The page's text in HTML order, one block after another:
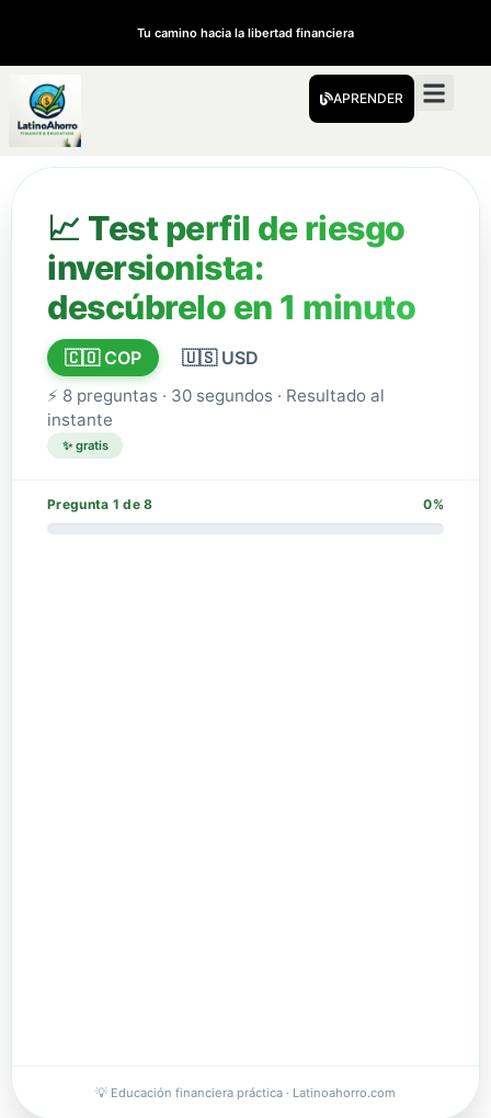
Tu camino hacia la libertad financiera
APRENDER
📈 Test perfil de riesgo
inversionista:
descúbrelo en 1 minuto
🇨🇴 COP 🇺🇸 USD
⚡ 8 preguntas · 30 segundos · Resultado al
instante
✨ gratis
Pregunta 1 de 8 0%
💡 Educación financiera práctica · Latinoahorro.com